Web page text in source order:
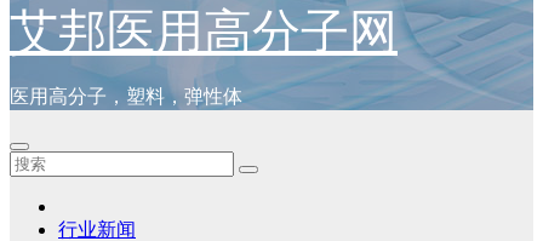
艾邦医用高分子网
医用高分子，塑料，弹性体
行业新闻